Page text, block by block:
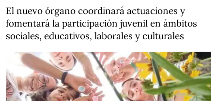
El nuevo órgano coordinará actuaciones y
fomentará la participación juvenil en ámbitos
sociales, educativos, laborales y culturales